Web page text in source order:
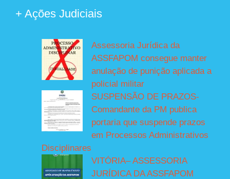
+ Ações Judiciais
Assessoria Jurídica da
ASSFAPOM consegue manter
anulação de punição aplicada a
policial militar
SUSPENSÃO DE PRAZOS-
Comandante da PM publica
portaria que suspende prazos
em Processos Administrativos
Disciplinares
VITÓRIA– ASSESSORIA
JURÍDICA DA ASSFAPOM